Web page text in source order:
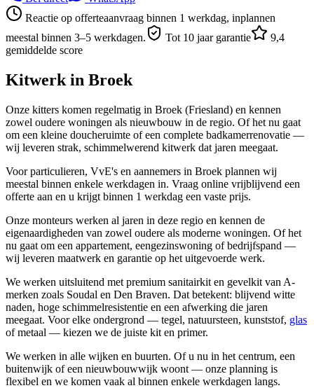
Reactie op offerteaanvraag binnen 1 werkdag, inplannen
meestal binnen 3–5 werkdagen.
Tot 10 jaar garantie
9,4
gemiddelde score
Kitwerk in Broek
Onze kitters komen regelmatig in Broek (Friesland) en kennen
zowel oudere woningen als nieuwbouw in de regio. Of het nu gaat
om een kleine doucheruimte of een complete badkamerrenovatie —
wij leveren strak, schimmelwerend kitwerk dat jaren meegaat.
Voor particulieren, VvE's en aannemers in Broek plannen wij
meestal binnen enkele werkdagen in. Vraag online vrijblijvend een
offerte aan en u krijgt binnen 1 werkdag een vaste prijs.
Onze monteurs werken al jaren in deze regio en kennen de
eigenaardigheden van zowel oudere als moderne woningen. Of het
nu gaat om een appartement, eengezinswoning of bedrijfspand —
wij leveren maatwerk en garantie op het uitgevoerde werk.
We werken uitsluitend met premium sanitairkit en gevelkit van A-
merken zoals Soudal en Den Braven. Dat betekent: blijvend witte
naden, hoge schimmelresistentie en een afwerking die jaren
meegaat. Voor elke ondergrond — tegel, natuursteen, kunststof, glas
of metaal — kiezen we de juiste kit en primer.
We werken in alle wijken en buurten. Of u nu in het centrum, een
buitenwijk of een nieuwbouwwijk woont — onze planning is
flexibel en we komen vaak al binnen enkele werkdagen langs.